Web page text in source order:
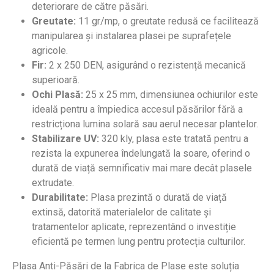
deteriorare de către păsări.
Greutate: 11 gr/mp, o greutate redusă ce facilitează
manipularea și instalarea plasei pe suprafețele
agricole.
Fir: 2 x 250 DEN, asigurând o rezistență mecanică
superioară.
Ochi Plasă: 25 x 25 mm, dimensiunea ochiurilor este
ideală pentru a împiedica accesul păsărilor fără a
restricționa lumina solară sau aerul necesar plantelor.
Stabilizare UV: 320 kly, plasa este tratată pentru a
rezista la expunerea îndelungată la soare, oferind o
durată de viață semnificativ mai mare decât plasele
extrudate.
Durabilitate: Plasa prezintă o durată de viață
extinsă, datorită materialelor de calitate și
tratamentelor aplicate, reprezentând o investiție
eficientă pe termen lung pentru protecția culturilor.
Plasa Anti-Păsări de la Fabrica de Plase este soluția